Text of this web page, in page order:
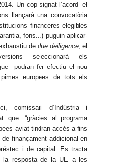
Un cop signat l’acord, el
llançarà una convocatòria
financeres elegibles
fons...) puguin aplicar-
de due deiligence , el
seleccionarà els
podran fer efectiu el nou
europees de tots els
comissari d’Indústria i
que: “gràcies al programa
aviat tindran accés a fins
finançament addicional en
i de capital. Es tracta
la resposta de la UE a les